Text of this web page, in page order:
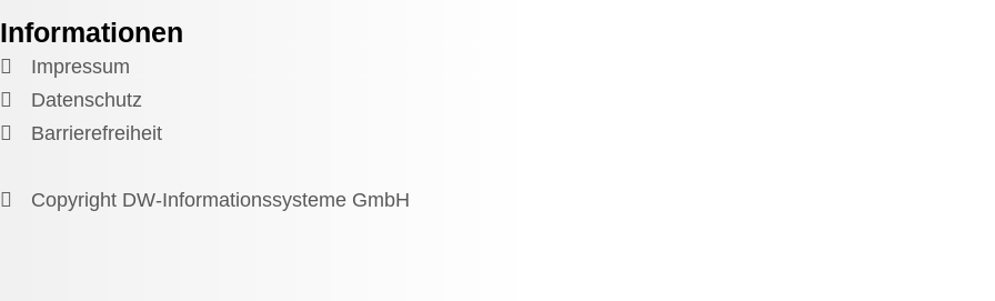
Informationen
Impressum
Datenschutz
Barrierefreiheit
Copyright DW-Informationssysteme GmbH